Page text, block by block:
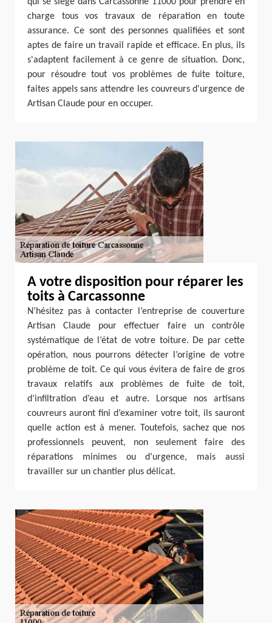
charge tous vos travaux de réparation en toute
assurance. Ce sont des personnes qualifiées et sont
aptes de faire un travail rapide et efficace. En plus, ils
s'adaptent facilement à ce genre de situation. Donc,
pour résoudre tout vos problèmes de fuite toiture,
faites appels sans attendre les couvreurs d'urgence de
Artisan Claude pour en occuper.
A votre disposition pour réparer les
toits à Carcassonne
N’hésitez pas à contacter l’entreprise de couverture
Artisan Claude pour effectuer faire un contrôle
systématique de l’état de votre toiture. De par cette
opération, nous pourrons détecter l’origine de votre
problème de toit. Ce qui vous évitera de faire de gros
travaux relatifs aux problèmes de fuite de toit,
d’infiltration d’eau et autre. Lorsque nos artisans
couvreurs auront fini d’examiner votre toit, ils sauront
quelle action est à mener. Toutefois, sachez que nos
professionnels peuvent, non seulement faire des
réparations minimes ou d’urgence, mais aussi
travailler sur un chantier plus délicat.